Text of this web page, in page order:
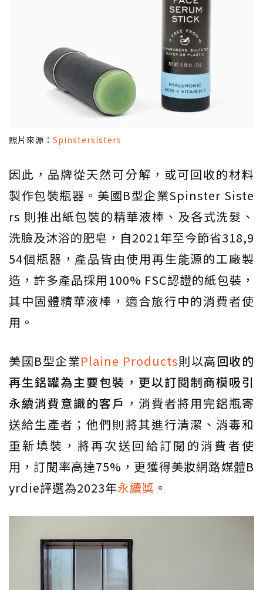
照片來源： Spinstersisters
因此，品牌從天然可分解，或可回收的材料
製作包裝瓶器。美國B型企業Spinster Siste
rs 則推出紙包裝的精華液棒、及各式洗髮、
洗臉及沐浴的肥皂，自2021年至今節省318,9
54個瓶器，產品皆由使用再生能源的工廠製
造，許多產品採用100% FSC認證的紙包裝，
其中固體精華液棒，適合旅行中的消費者使
用。
美國B型企業Plaine Products則以高回收的
再生鋁罐為主要包裝，更以訂閱制商模吸引
永續消費意識的客戶 ，消費者將用完鋁瓶寄
送給生產者；他們則將其進行清潔、消毒和
重新填裝，將再次送回給訂閱的消費者使
用，訂閱率高達75%，更獲得美妝網路媒體B
yrdie評選為2023年永續獎 。